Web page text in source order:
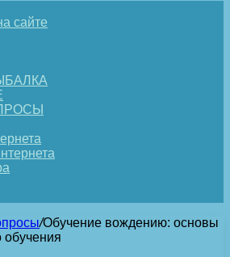
сайте
/Обучение вождению: основы
обучения